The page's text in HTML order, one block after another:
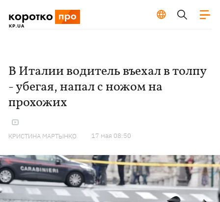
В Италии водитель въехал в толпу
- убегая, напал с ножом на
прохожих
КРИСТИНА МАРТЫНКО 17 мая 08:50